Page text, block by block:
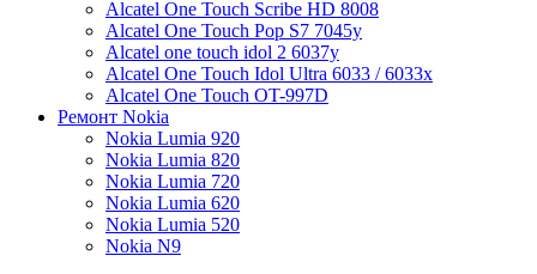
Alcatel One Touch Scribe HD 8008
Alcatel One Touch Pop S7 7045y
Alcatel one touch idol 2 6037y
Alcatel One Touch Idol Ultra 6033 / 6033x
Alcatel One Touch OT-997D
Ремонт Nokia
Nokia Lumia 920
Nokia Lumia 820
Nokia Lumia 720
Nokia Lumia 620
Nokia Lumia 520
Nokia N9